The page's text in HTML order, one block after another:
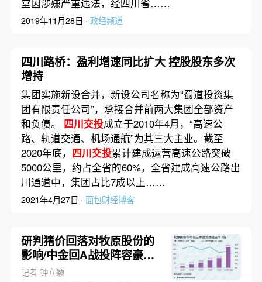
堂因涉嫌严重违法，经四川省……
2019年11月28日 · 政经频道
四川路桥：盈利增速同比扩大 控股股东多次
增持
集团实施新设合并，新设公司名称为“蜀道投资集
团有限责任公司”，承接合并前两大集团全部资产
和负债。 四川交投成立于2010年4月，“高速公
路、轨道交通、机场通航”为其三大主业。截至
2020年底， 四川交投累计建成运营高速公路突破
5000公里，约占全省的60%，全省建成高速公路出
川通道中，集团占比7成以上……
2021年4月27日 · 面包财经博客
研判猪价回落对牧原股份的
影响/中金回A战投阵容豪华|
数据精华
记者 钟立颖